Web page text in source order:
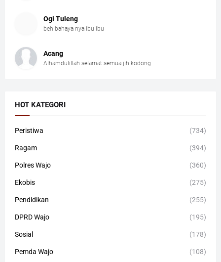
Ogi Tuleng
beh bahaya nya ibu ibu
Acang
Alhamdulillah selamat semua jih kodong
HOT KATEGORI
Peristiwa (734)
Ragam (394)
Polres Wajo (360)
Ekobis (275)
Pendidikan (255)
DPRD Wajo (195)
Sosial (178)
Pemda Wajo (108)